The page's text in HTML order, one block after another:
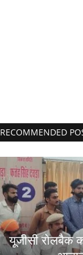
RECOMMENDED
यूजीसी रोलबैक